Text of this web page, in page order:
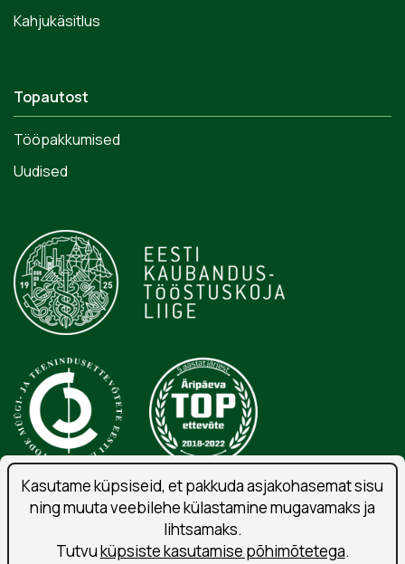
Kahjukäsitlus
Topautost
Tööpakkumised
Uudised
Isikuandmete töötlemise tingimused
Liitu uudiskirjaga
Kasutame küpsiseid, et pakkuda asjakohasemat sisu
ning muuta veebilehe külastamine mugavamaks ja
lihtsamaks.
Tutvuküpsiste kasutamise põhimõtetega.